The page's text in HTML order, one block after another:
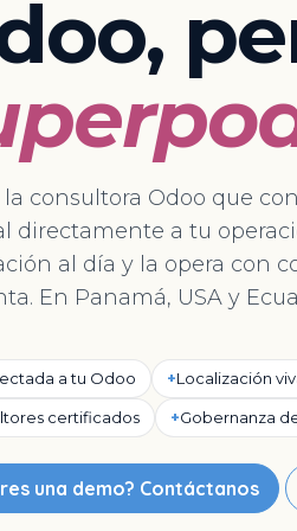
la consultora Odoo que
directamente a tu
al día y la opera con
En Panamá, USA y
a tu Odoo +Localización
certificados +Gobernanza
una demo? Contáctanos